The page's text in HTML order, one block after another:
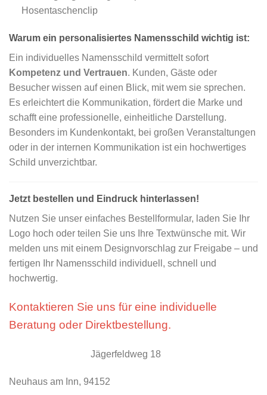
Hosentaschenclip
Warum ein personalisiertes Namensschild wichtig ist:
Ein individuelles Namensschild vermittelt sofort
Kompetenz und Vertrauen. Kunden, Gäste oder
Besucher wissen auf einen Blick, mit wem sie sprechen.
Es erleichtert die Kommunikation, fördert die Marke und
schafft eine professionelle, einheitliche Darstellung.
Besonders im Kundenkontakt, bei großen Veranstaltungen
oder in der internen Kommunikation ist ein hochwertiges
Schild unverzichtbar.
Jetzt bestellen und Eindruck hinterlassen!
Nutzen Sie unser einfaches Bestellformular, laden Sie Ihr
Logo hoch oder teilen Sie uns Ihre Textwünsche mit. Wir
melden uns mit einem Designvorschlag zur Freigabe – und
fertigen Ihr Namensschild individuell, schnell und
hochwertig.
Kontaktieren Sie uns für eine individuelle
Beratung oder Direktbestellung.
Jägerfeldweg 18
Neuhaus am Inn, 94152